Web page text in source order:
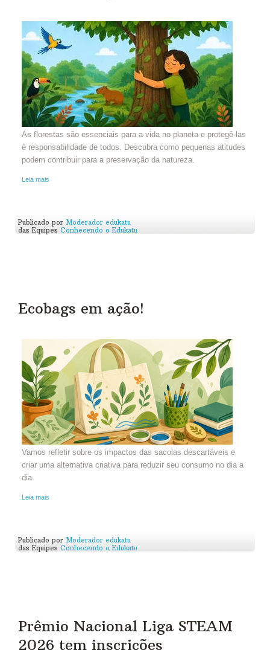
As florestas são essenciais para a vida no planeta e protegê-las
é responsabilidade de todos. Descubra como pequenas atitudes
podem contribuir para a preservação da natureza.
Leia mais
Publicado por Moderador edukatu
das Equipes Conhecendo o Edukatu
Ecobags em ação!
Vamos refletir sobre os impactos das sacolas descartáveis e
criar uma alternativa criativa para reduzir seu consumo no dia a
dia.
Leia mais
Publicado por Moderador edukatu
das Equipes Conhecendo o Edukatu
Prêmio Nacional Liga STEAM
2026 tem inscrições